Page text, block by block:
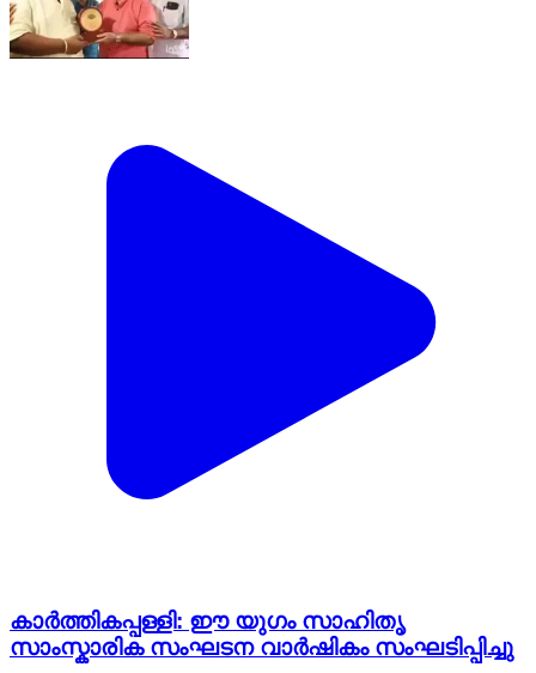
കാർത്തികപ്പള്ളി: ഈ യുഗം സാഹിതൃ
സാംസ്കാരിക സംഘടന വാർഷികം സംഘടിപ്പിച്ചു